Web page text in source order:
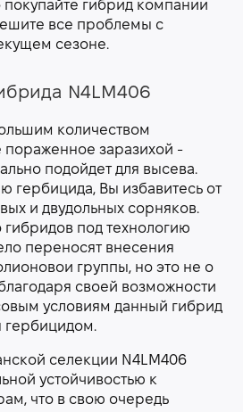
покупайте гибрид компании
все проблемы с
сезоне.
N4LM406
количеством
пораженное заразихой -
подойдет для высева.
гербицида, Вы избавитесь от
и двудольных сорняков.
гибридов под технологию
переносят внесения
группы, но это не о
своей возможности
условиям данный гибрид
гербицидом.
селекции N4LM406
устойчивостью к
что в свою очередь